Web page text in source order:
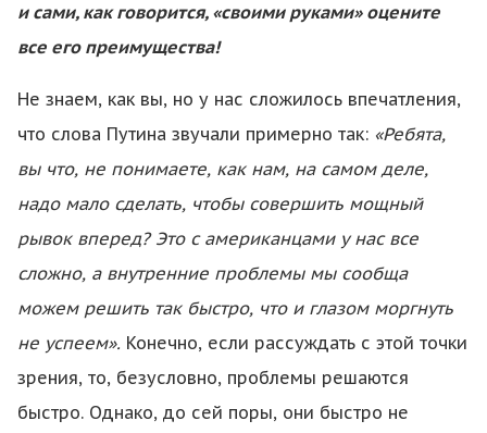
и сами, как говорится, «своими руками» оцените
все его преимущества!
Не знаем, как вы, но у нас сложилось впечатления,
что слова Путина звучали примерно так: «Ребята,
вы что, не понимаете, как нам, на самом деле,
надо мало сделать, чтобы совершить мощный
рывок вперед? Это с американцами у нас все
сложно, а внутренние проблемы мы сообща
можем решить так быстро, что и глазом моргнуть
не успеем». Конечно, если рассуждать с этой точки
зрения, то, безусловно, проблемы решаются
быстро. Однако, до сей поры, они быстро не